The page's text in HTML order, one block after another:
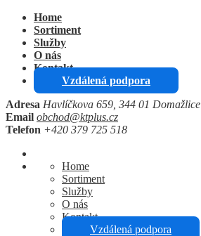
Home
Sortiment
Služby
O nás
Kontakt
Vzdálená podpora
Adresa Havlíčkova 659, 344 01 Domažlice
Email obchod@ktplus.cz
Telefon +420 379 725 518
Home
Sortiment
Služby
O nás
Kontakt
Vzdálená podpora